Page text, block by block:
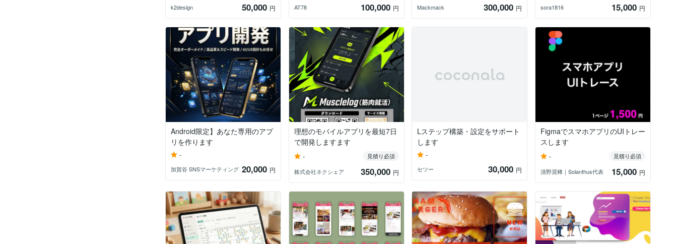
k2design 50,000 円 AT78 100,000 円 Mackmack 300,000 円 sora1816 15,000 円
Android限定】あなた専用のアプ
リを作ります
-
加賀谷 SNSマーケティング 20,000 円
理想のモバイルアプリを最短7日
で開発しますます
-
見積り必須
株式会社ネクシェア
350,000 円
Lステップ構築・設定をサポート
します
-
セツー 30,000 円
FigmaでスマホアプリのUIトレー
スします
-
見積り必須
清野奨稀｜Solanthus代表
15,000 円